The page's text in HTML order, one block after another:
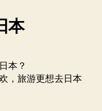
本
本？
，旅游更想去日本